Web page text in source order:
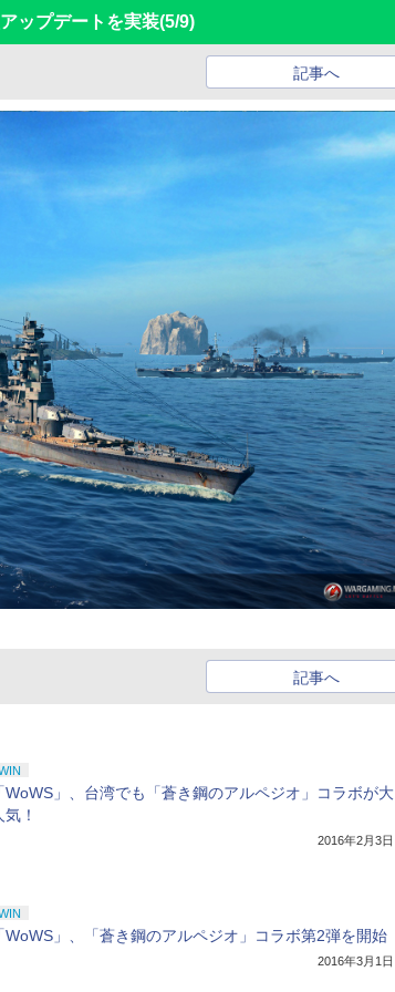
ップデートを実装(5/9)
記事へ
記事へ
「WoWS」、台湾でも「蒼き鋼のアルペジオ」コラボが大
気！
2016年2月3日
「WoWS」、「蒼き鋼のアルペジオ」コラボ第2弾を開始
2016年3月1日